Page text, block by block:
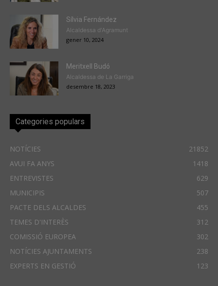
Sílvia Fernández
Alcaldessa d'Agramunt
gener 10, 2024
Meritxell Budó
Alcaldessa de La Garriga
desembre 18, 2023
Categories populars
NOTÍCIES
21852
AVUI FA ANYS
1418
ENTREVISTES
629
MUNICIPIS
507
PACTE DELS ALCALDES
455
TEMES D'INTERÈS
312
COMISSIÓ EUROPEA
302
NOTÍCIES AJUNTAMENTS
238
EXPERTS EN GESTIÓ
123